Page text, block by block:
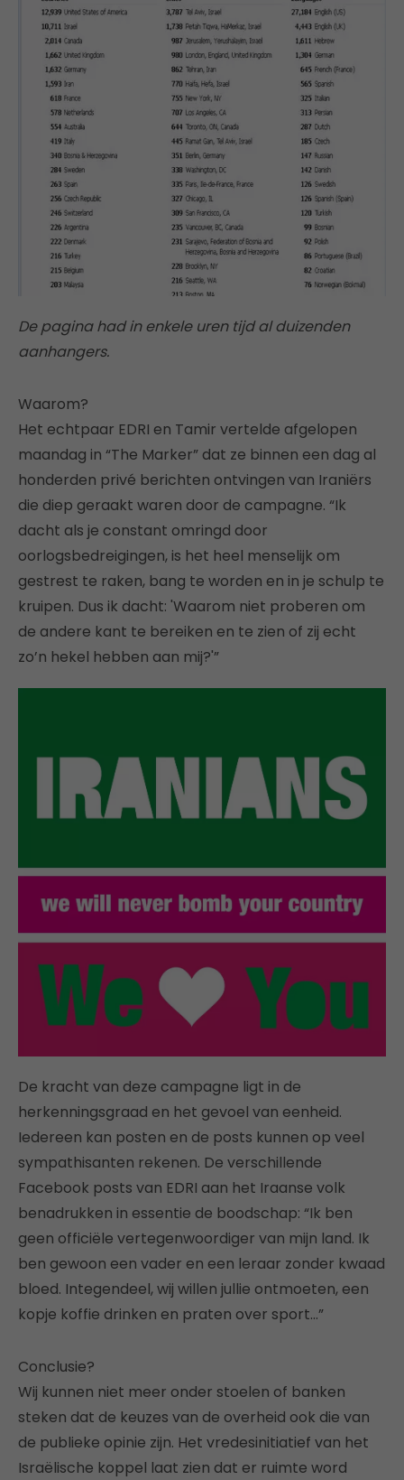
De pagina had in enkele uren tijd al duizenden
aanhangers.
Waarom?
Het echtpaar EDRI en Tamir vertelde afgelopen
maandag in “The Marker” dat ze binnen een dag al
honderden privé berichten ontvingen van Iraniërs
die diep geraakt waren door de campagne. “Ik
dacht als je constant omringd door
oorlogsbedreigingen, is het heel menselijk om
gestrest te raken, bang te worden en in je schulp te
kruipen. Dus ik dacht: 'Waarom niet proberen om
de andere kant te bereiken en te zien of zij echt
zo’n hekel hebben aan mij?'”
De kracht van deze campagne ligt in de
herkenningsgraad en het gevoel van eenheid.
Iedereen kan posten en de posts kunnen op veel
sympathisanten rekenen. De verschillende
Facebook posts van EDRI aan het Iraanse volk
benadrukken in essentie de boodschap: “Ik ben
geen officiële vertegenwoordiger van mijn land. Ik
ben gewoon een vader en een leraar zonder kwaad
bloed. Integendeel, wij willen jullie ontmoeten, een
kopje koffie drinken en praten over sport…”
Conclusie?
Wij kunnen niet meer onder stoelen of banken
steken dat de keuzes van de overheid ook die van
de publieke opinie zijn. Het vredesinitiatief van het
Israëlische koppel laat zien dat er ruimte word